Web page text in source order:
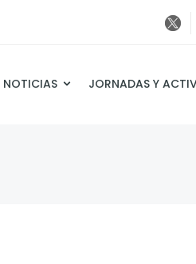
NOTICIAS JORNADAS Y